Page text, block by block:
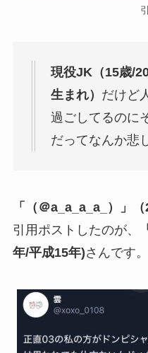
現役JK（15歳/
生まれ） だけど
過ごしてるのに
だってなんか悲
「（＠a_a_a_a_）」
引用ポストしたのが、
年/平成15年)さんです。